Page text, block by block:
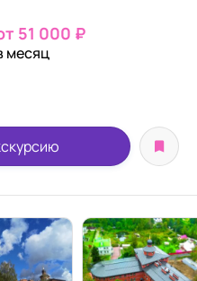
51 000 ₽
месяц